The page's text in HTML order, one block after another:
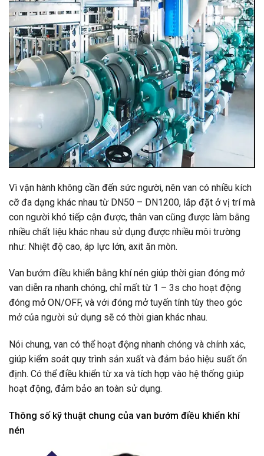
Vì vận hành không cần đến sức người, nên van có nhiều kích
cỡ đa dạng khác nhau từ DN50 – DN1200, lắp đặt ở vị trí mà
con người khó tiếp cận được, thân van cũng được làm bằng
nhiều chất liệu khác nhau sử dụng được nhiều môi trường
như: Nhiệt độ cao, áp lực lớn, axit ăn mòn.
Van bướm điều khiển bằng khí nén giúp thời gian đóng mở
van diễn ra nhanh chóng, chỉ mất từ 1 – 3s cho hoạt động
đóng mở ON/OFF, và với đóng mở tuyến tính tùy theo góc
mở của người sử dụng sẽ có thời gian khác nhau.
Nói chung, van có thể hoạt động nhanh chóng và chính xác,
giúp kiểm soát quy trình sản xuất và đảm bảo hiệu suất ổn
định. Có thể điều khiển từ xa và tích hợp vào hệ thống giúp
hoạt động, đảm bảo an toàn sử dụng.
Thông số kỹ thuật chung của van bướm điều khiển khí
nén